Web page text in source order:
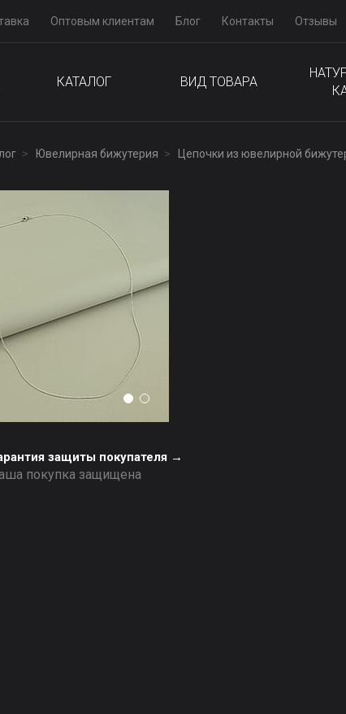
Оптовым клиентам Блог Контакты Отзывы
КАТАЛОГ ВИД ТОВАРА
Ювелирная бижутерия Цепочки из ювелирной
защиты покупателя →
покупка защищена